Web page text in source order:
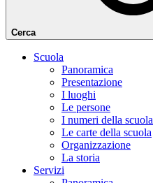
Cerca
Scuola
Panoramica
Presentazione
I luoghi
Le persone
I numeri della scuola
Le carte della scuola
Organizzazione
La storia
Servizi